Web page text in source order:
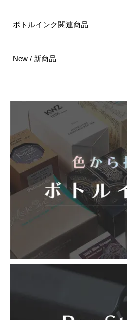
ボトルインク関連商品
New / 新商品